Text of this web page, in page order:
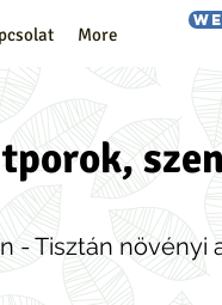
More
- Tisztán növényi